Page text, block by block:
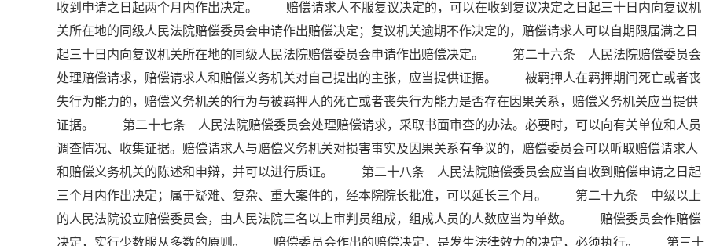
收到申请之日起两个月内作出决定。 赔偿请求人不服复议决定的，可以在收到复议决定之日起三十日内向复议机
关所在地的同级人民法院赔偿委员会申请作出赔偿决定；复议机关逾期不作决定的，赔偿请求人可以自期限届满之日
起三十日内向复议机关所在地的同级人民法院赔偿委员会申请作出赔偿决定。 第二十六条 人民法院赔偿委员会
处理赔偿请求，赔偿请求人和赔偿义务机关对自己提出的主张，应当提供证据。 被羁押人在羁押期间死亡或者丧
失行为能力的，赔偿义务机关的行为与被羁押人的死亡或者丧失行为能力是否存在因果关系，赔偿义务机关应当提供
证据。 第二十七条 人民法院赔偿委员会处理赔偿请求，采取书面审查的办法。必要时，可以向有关单位和人员
调查情况、收集证据。赔偿请求人与赔偿义务机关对损害事实及因果关系有争议的，赔偿委员会可以听取赔偿请求人
和赔偿义务机关的陈述和申辩，并可以进行质证。 第二十八条 人民法院赔偿委员会应当自收到赔偿申请之日起
三个月内作出决定；属于疑难、复杂、重大案件的，经本院院长批准，可以延长三个月。 第二十九条 中级以上
的人民法院设立赔偿委员会，由人民法院三名以上审判员组成，组成人员的人数应当为单数。 赔偿委员会作赔偿
决定，实行少数服从多数的原则。 赔偿委员会作出的赔偿决定，是发生法律效力的决定，必须执行。 第三十